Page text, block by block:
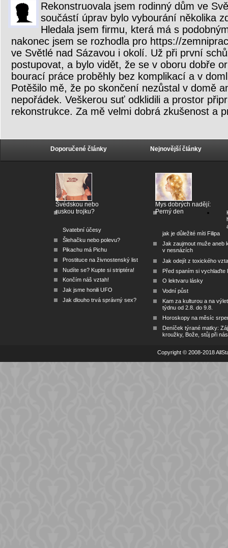
Rekonstruovala jsem rodinný dům ve
součástí úprav bylo vybourání několika
Hledala jsem firmu, která má s
nakonec jsem se rozhodla pro https://
ve Světlé nad Sázavou i okolí. Už při první
postupovat, a bylo vidět, že se v oboru dobře
bourací práce proběhly bez komplikací a v
Potěšilo mě, že po skončení nezůstal v domě
nepořádek. Veškerou suť odklidili a prostor
rekonstrukce. Za mě velmi dobrá zkušenost a
Doporučené články
Švédskou nebo
ruskou trojku?
Svatební účesy
Šlehačku nebo polevu?
Pikachu má Pichu
Prostituce na živnostenský list
Nudíte se? Kupte si striptéra!
Končím náš vztah!
Jak jsme honili UFO
Jak dlouho trvá správný sex?
Nejnovější články
Mys dobrých nadějí:
Perný den
jak je důležité míti Filipa
Jak zaujmout muže aneb
v nesnázích
Jak odejít z toxického
Před spaním si vychlaďte
O lektvaru lásky
Vodní půst
Kam za kulturou a na
týdnu od 2.8. do 9.8.
Horoskopy na měsíc
Deníček týrané matky:
kroužky, Bože, stůj při nás
Copyright © 2008-2018